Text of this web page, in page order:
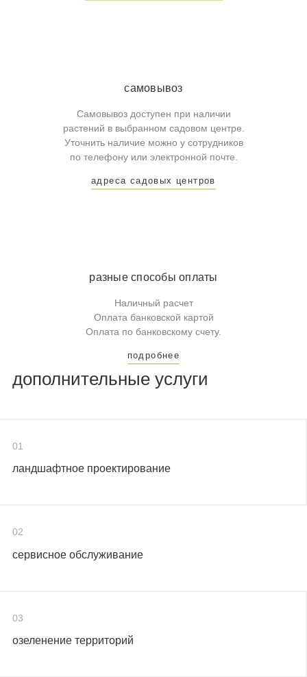
самовывоз
Самовывоз доступен при наличии
растений в выбранном садовом центре.
Уточнить наличие можно у сотрудников
по телефону или электронной почте.
адреса садовых центров
разные способы оплаты
Наличный расчет
Оплата банковской картой
Оплата по банковскому счету.
подробнее
дополнительные услуги
01
ландшафтное проектирование
02
сервисное обслуживание
03
озеленение территорий